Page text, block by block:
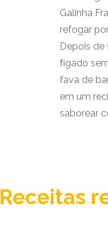
Galinha
refogar
Depois
fígado
fava de
em um
saborear
Receitas